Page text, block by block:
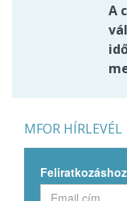
A
MFOR HÍRLEVÉL